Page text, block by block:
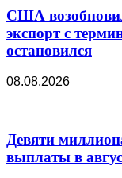
США
экспорт с
остановился
08.08.2026
Девяти
выплаты в